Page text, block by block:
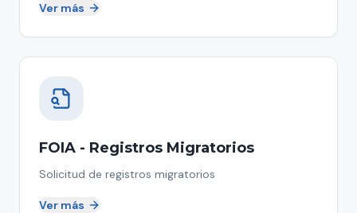
Ver más
FOIA - Registros Migratorios
Solicitud de registros migratorios
Ver más